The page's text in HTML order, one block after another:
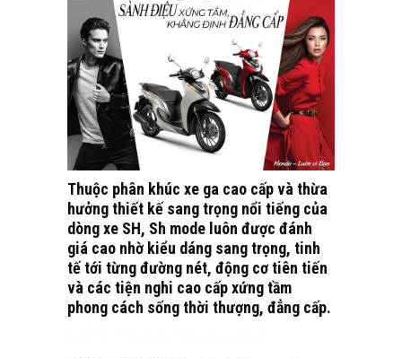
Thuộc phân khúc xe ga cao cấp và thừa
hưởng thiết kế sang trọng nổi tiếng của
dòng xe SH, Sh mode luôn được đánh
giá cao nhờ kiểu dáng sang trọng, tinh
tế tới từng đường nét, động cơ tiên tiến
và các tiện nghi cao cấp xứng tầm
phong cách sống thời thượng, đẳng cấp.